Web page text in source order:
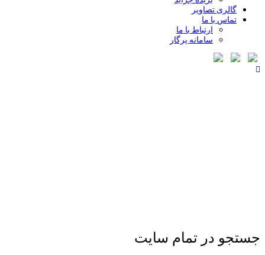
گالری تصاویر
تماس با ما
ارتباط با ما
سامانه پرگار
جستجو در تمام سایت